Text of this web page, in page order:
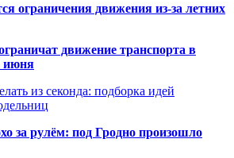
ограничения движения из-за летних
движение транспорта в
июня
из секонда: подборка идей
за рулём: под Гродно произошло